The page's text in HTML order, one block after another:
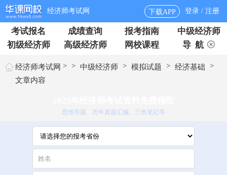
经济师考试网 下载APP 登录 / 注册
考试报名 成绩查询 报考指南
中级经济师
初级经济师
高级经济师 网校课程 导 航
经济师考试网 > > 中级经济师 > 模拟试题 > 经济基础
>
文章内容
思维导题、历年真题汇编、三色笔记等